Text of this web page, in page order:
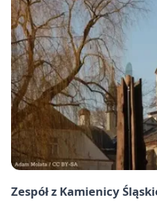
Zespół z Kamienicy